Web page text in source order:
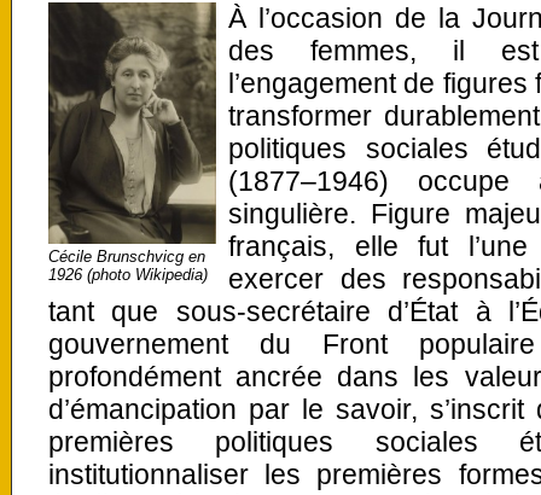
Cécile Brunschvicg en
1926 (photo Wikipedia)
À l’occasion de la
des femmes, il
l’engagement de
transformer
politiques sociales
(1877–1946)
singulière. Figure
français, elle fut
exercer des
tant que sous-secrétaire d’État à
gouvernement du Front
profondément ancrée dans les
d’émancipation par le savoir,
premières politiques sociales
institutionnaliser les premières